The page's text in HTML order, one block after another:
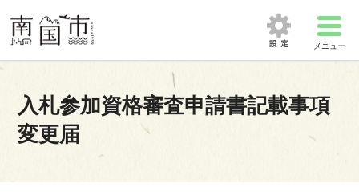
メニュー
入札参加資格審査申請書記載事項
変更届